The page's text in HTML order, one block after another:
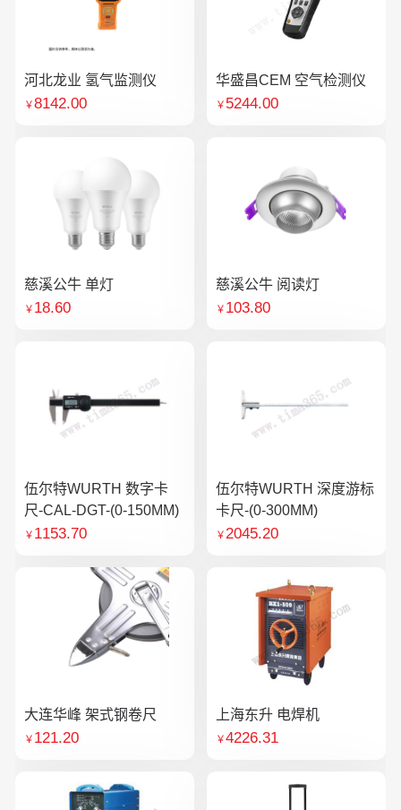
河北龙业 氢气监测仪
￥8142.00
华盛昌CEM 空气检测仪
￥ 5244.00
慈溪公牛 单灯
￥ 18.60
慈溪公牛 阅读灯
￥ 103.80
伍尔特WURTH 数字卡
尺-CAL-DGT-(0-150MM)
￥ 1153.70
伍尔特WURTH 深度游标
卡尺-(0-300MM)
￥2045.20
大连华峰 架式钢卷尺
￥ 121.20
上海东升 电焊机
￥4226.31